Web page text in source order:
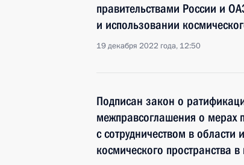
правительствами России и
и использовании
19 декабря 2022 года, 12:50
Подписан закон о
межправсоглашения о мерах
с сотрудничеством в области
космического пространства